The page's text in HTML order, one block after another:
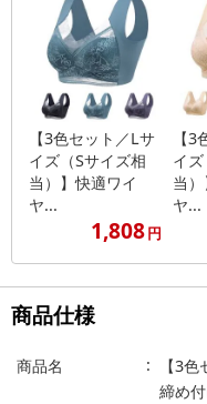
【3色セット／Lサ
イズ（Sサイズ相
当）】快適ワイ
ヤ...
1,808円
【
イ
当
ヤ...
商品仕様
商品名
【3
締め